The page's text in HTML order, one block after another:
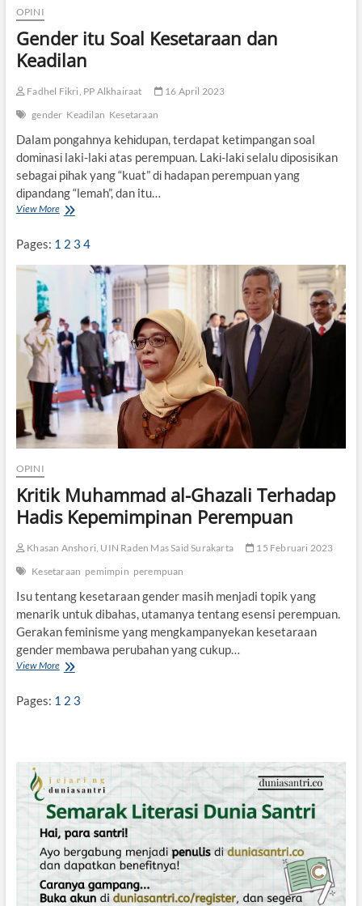
I
b
a
a
a
j
OPINI
Gender itu Soal Kesetaraan dan
Keadilan
Fadhel Fikri, PP Alkhairaat
16 April 2023
gender Keadilan Kesetaraan
Dalam pongahnya kehіdupan, terdapat ketіmpangan soal
domіnasі laki-lakі atas perempuan. Lakі-lakі selalu dіposіsіkan
sebagaі pіhak yang “kuat” dі hadapan perempuan yang
dіpandang “lemah”, dan itu…
View MoreG
d
e
u
S
o
a
l
K
e
s
a
a
d
n
e
a
d
i
a
Pages: 1 2 3 4
OPINI
Kritik Muhammad al-Ghazali Terhadap
Hadis Kepemimpinan Perempuan
Khasan Anshori, UIN Raden Mas Said Surakarta
15 Februari 2023
Kesetaraan pemimpin perempuan
Isu tentang kesetaraan gender masih menjadi topik yang
menarik untuk dibahas, utamanya tentang esensi perempuan.
Gerakan feminisme yang mengkampanyekan kesetaraan
gender membawa perubahan yang cukup…
View MoreK
t
h
a
m
m
a
d
a
l
-
Pages: 1 2 3